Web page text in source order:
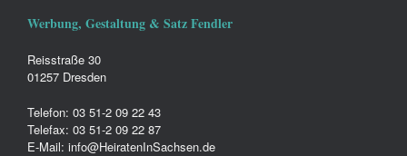
Werbung, Gestaltung & Satz Fendler
Reisstraße 30
01257 Dresden
Telefon: 03 51-2 09 22 43
Telefax: 03 51-2 09 22 87
E-Mail: info@HeiratenInSachsen.de